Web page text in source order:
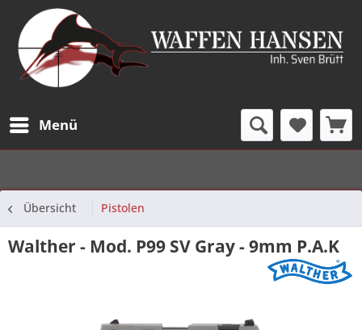
Menü
Übersicht Pistolen
Walther - Mod. P99 SV Gray - 9mm P.A.K